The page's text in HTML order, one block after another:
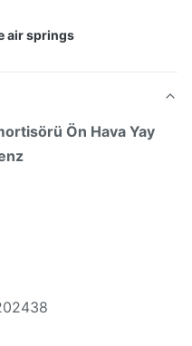
air springs
Ön Hava Yay